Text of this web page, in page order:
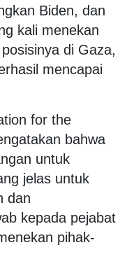
Biden, dan
kali menekan
di Gaza,
mencapai
for the
bahwa
untuk
jelas untuk
dan
kepada pejabat
pihak-